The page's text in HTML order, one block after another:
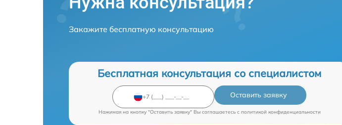
Закажите бесплатную консультацию
Бесплатная консультация со специалистом
Оставить заявку
Нажимая на кнопку "Оставить заявку" Вы соглашаетесь c политикой конфиденциальности